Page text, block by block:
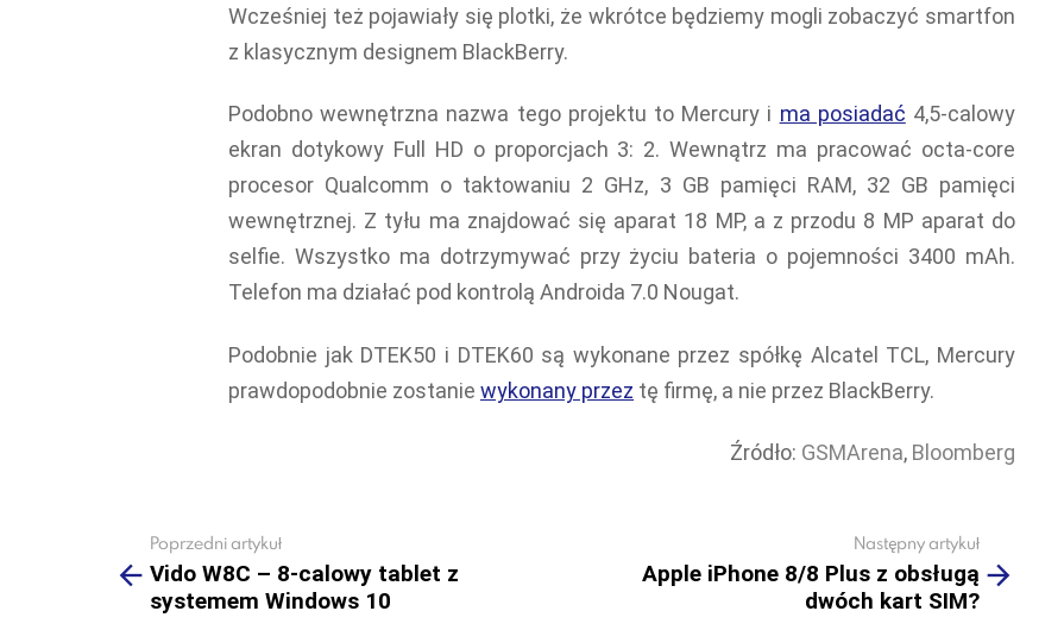
Wcześniej też pojawiały się plotki, że wkrótce będziemy mogli zobaczyć smartfon
z klasycznym designem BlackBerry.
Podobno wewnętrzna nazwa tego projektu to Mercury i ma posiadać 4,5-calowy
ekran dotykowy Full HD o proporcjach 3: 2. Wewnątrz ma pracować octa-core
procesor Qualcomm o taktowaniu 2 GHz, 3 GB pamięci RAM, 32 GB pamięci
wewnętrznej. Z tyłu ma znajdować się aparat 18 MP, a z przodu 8 MP aparat do
selfie. Wszystko ma dotrzymywać przy życiu bateria o pojemności 3400 mAh.
Telefon ma działać pod kontrolą Androida 7.0 Nougat.
Podobnie jak DTEK50 i DTEK60 są wykonane przez spółkę Alcatel TCL, Mercury
prawdopodobnie zostanie wykonany przez tę firmę, a nie przez BlackBerry.
Źródło: GSMArena, Bloomberg
more
Poprzedni artykuł
Vido W8C – 8-calowy tablet z
systemem Windows 10
Następny artykuł
Apple iPhone 8/8 Plus z obsługą
dwóch kart SIM?